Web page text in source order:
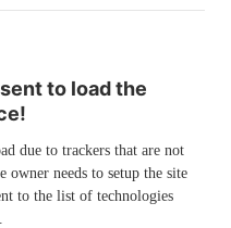
to load the
due to trackers that are not
owner needs to setup the site
to the list of technologies